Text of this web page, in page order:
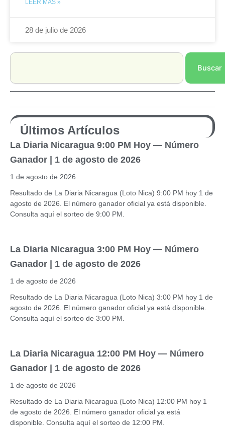
LEER MÁS »
28 de julio de 2026
Search
Buscar
Últimos Artículos
La Diaria Nicaragua 9:00 PM Hoy — Número
Ganador | 1 de agosto de 2026
1 de agosto de 2026
Resultado de La Diaria Nicaragua (Loto Nica) 9:00 PM hoy 1 de
agosto de 2026. El número ganador oficial ya está disponible.
Consulta aquí el sorteo de 9:00 PM.
La Diaria Nicaragua 3:00 PM Hoy — Número
Ganador | 1 de agosto de 2026
1 de agosto de 2026
Resultado de La Diaria Nicaragua (Loto Nica) 3:00 PM hoy 1 de
agosto de 2026. El número ganador oficial ya está disponible.
Consulta aquí el sorteo de 3:00 PM.
La Diaria Nicaragua 12:00 PM Hoy — Número
Ganador | 1 de agosto de 2026
1 de agosto de 2026
Resultado de La Diaria Nicaragua (Loto Nica) 12:00 PM hoy 1
de agosto de 2026. El número ganador oficial ya está
disponible. Consulta aquí el sorteo de 12:00 PM.